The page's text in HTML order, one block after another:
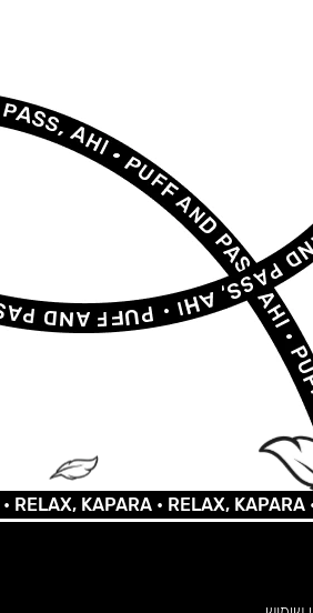
KAPARA •RELAX, KAPARA •